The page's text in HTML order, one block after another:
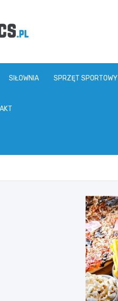
SIŁOWNIA SPRZĘT SPORTOWY